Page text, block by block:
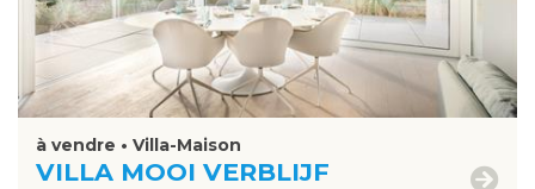
à vendre • Villa-Maison
VILLA MOOI VERBLIJF